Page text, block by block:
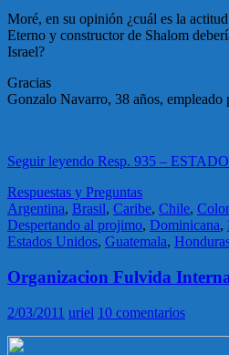
Moré, en su opinión ¿cuál es la
Eterno y constructor de Shalom
Israel?
Gracias
Gonzalo Navarro, 38 años, empleado
Seguir leyendo Resp. 935 –
Respuestas y Preguntas
Argentina, Brasil, Caribe, Chile,
Despertando al projimo, Dominicana,
Estados Unidos, Guatemala,
Organizacion Fulvida
2/03/2011 uriel 10 comentarios